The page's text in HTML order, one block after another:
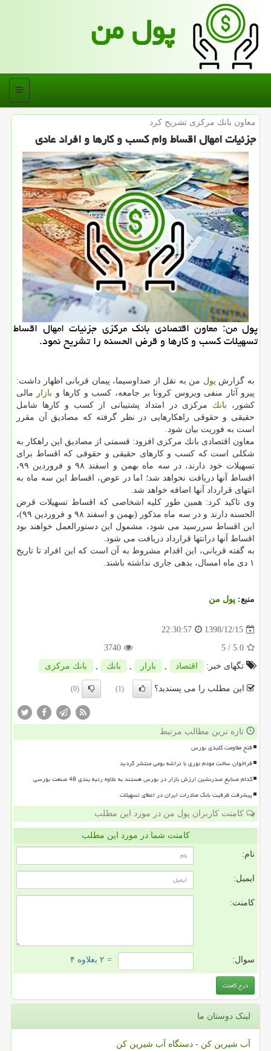
پول من
منو
معاون بانك مركزی تشریح كرد
جزئیات امهال اقساط وام كسب و كارها و افراد عادی
پول من: معاون اقتصادی بانك مركزی جزئیات امهال اقساط
تسهیلات كسب و كارها و قرض الحسنه را تشریح نمود.
به گزارش پول من به نقل از صداوسیما، پیمان قربانی اظهار داشت:
پیرو آثار منفی ویروس كرونا بر جامعه، كسب و كارها و بازار
مالی
كشور، بانك مركزی در امتداد پشتیبانی از كسب و كارها شامل
حقیقی و حقوقی راهكارهایی در نظر گرفته كه مصادیق آن مقرر
است به فوریت بیان شود.
معاون اقتصادی بانك مركزی افزود: قسمتی از مصادیق این راهكار به
شكلی است كه كسب و كارهای حقیقی و حقوقی كه اقساط برای
تسهیلات خود دارند، در سه ماه بهمن و اسفند ۹۸ و فروردین ۹۹،
اقساط آنها دریافت نخواهد شد؛ اما در عوض، اقساط این سه ماه به
انتهای قرارداد آنها اضافه خواهد شد.
وی تاكید كرد: همین طور كلیه اشخاصی كه اقساط تسهیلات قرض
الحسنه دارند و در سه ماه مذكور (بهمن و اسفند ۹۸ و فروردین ۹۹)،
این اقساط سررسید می شود، مشمول این دستورالعمل خواهند بود
اقساط آنها درانتها قرارداد دریافت می شود.
به گفته قربانی، این اقدام مشروط به آن است كه این افراد تا تاریخ
۱ دی ماه امسال، بدهی جاری نداشته باشند.
منبع: پول من
1398/12/15
22:30:57
5.0
/ 5
3740
تگهای خبر:
اقتصاد , بازار , بانك , بانك مركزی
این مطلب را می پسندید؟ (1)
(0)
تازه ترین مطالب مرتبط
فتح مقاومت کلیدی بورس
فراخوان ساخت مودم نوری با تراشه بومی منتشر گردید
کدام صنایع صدرنشین ارزش بازار در بورس هستند به علاوه رتبه بندی 48 صنعت بورسی
پیشرفت ظرفیت بانک صادرات ایران در اعطای تسهیلات
کامنت کاربران پول من در مورد این مطلب
کامنت شما در مورد این مطلب
نام:
ایمیل:
کامنت:
سوال: = ۲ بعلاوه ۴
لینک دوستان ما
آب شیرین کن - دستگاه آب شیرین کن